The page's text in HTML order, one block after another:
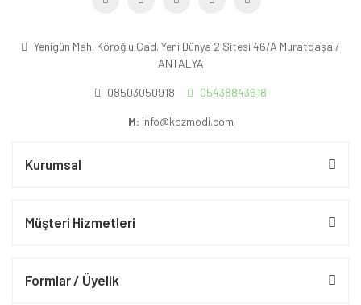
Yenigün Mah. Köroğlu Cad. Yeni Dünya 2 Sitesi 46/A Muratpaşa /
ANTALYA
08503050918 05438843618
M: info@kozmodi.com
Kurumsal
Müşteri Hizmetleri
Formlar / Üyelik